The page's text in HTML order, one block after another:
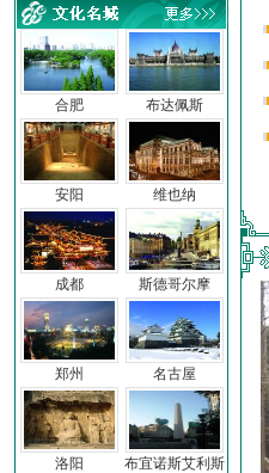
合肥
安阳
成都
郑州
洛阳
布达佩斯
维也纳
斯德哥尔摩
名古屋
布宜诺斯艾利斯